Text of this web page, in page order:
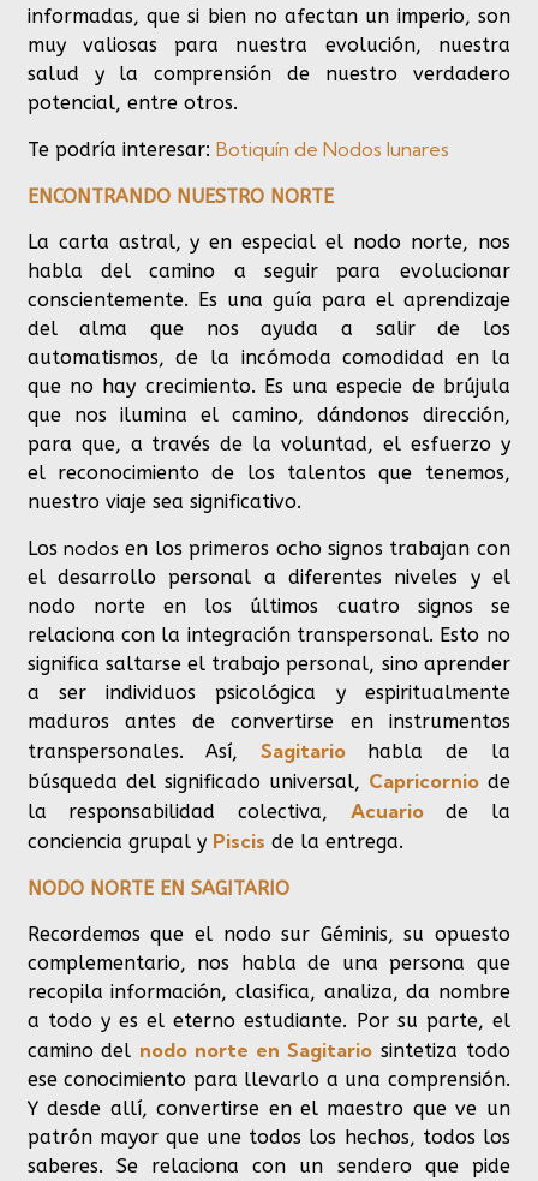
informadas, que si bien no afectan un imperio, son
muy valiosas para nuestra evolución, nuestra
salud y la comprensión de nuestro verdadero
potencial, entre otros.
Te podría interesar: Botiquín de Nodos lunares
ENCONTRANDO NUESTRO NORTE
La carta astral, y en especial el nodo norte, nos
habla del camino a seguir para evolucionar
conscientemente. Es una guía para el aprendizaje
del alma que nos ayuda a salir de los
automatismos, de la incómoda comodidad en la
que no hay crecimiento. Es una especie de brújula
que nos ilumina el camino, dándonos dirección,
para que, a través de la voluntad, el esfuerzo y
el reconocimiento de los talentos que tenemos,
nuestro viaje sea significativo.
Los nodos en los primeros ocho signos trabajan con
el desarrollo personal a diferentes niveles y el
nodo norte en los últimos cuatro signos se
relaciona con la integración transpersonal. Esto no
significa saltarse el trabajo personal, sino aprender
a ser individuos psicológica y espiritualmente
maduros antes de convertirse en instrumentos
transpersonales. Así, Sagitario
habla de la
búsqueda del significado universal, Capricorniode
la responsabilidad colectiva, Acuariode la
conciencia grupal y Piscis de la entrega.
NODO NORTE EN SAGITARIO
Recordemos que el nodo sur Géminis, su opuesto
complementario, nos habla de una persona que
recopila información, clasifica, analiza, da nombre
a todo y es el eterno estudiante. Por su parte, el
camino del nodo norte en Sagitario sintetiza todo
ese conocimiento para llevarlo a una comprensión.
Y desde allí, convertirse en el maestro que ve un
patrón mayor que une todos los hechos, todos los
saberes. Se relaciona con un sendero que pide